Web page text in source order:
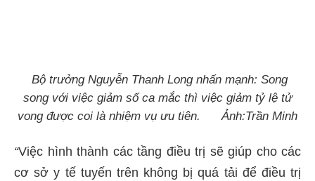
Bộ trưởng Nguyễn Thanh Long nhấn mạnh: Song
song với việc giảm số ca mắc thì việc giảm tỷ lệ tử
vong được coi là nhiệm vụ ưu tiên. Ảnh:Trần Minh
“Việc hình thành các tầng điều trị sẽ giúp cho các
cơ sở y tế tuyến trên không bị quá tải để điều trị